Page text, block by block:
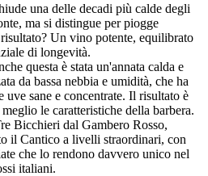
una delle decadi più calde degli
ma si distingue per piogge
Un vino potente, equilibrato
di longevità.
questa è stata un'annata calda e
da bassa nebbia e umidità, che ha
uve sane e concentrate. Il risultato è
le caratteristiche della barbera.
Bicchieri dal Gambero Rosso,
il Cantico a livelli straordinari, con
che lo rendono davvero unico nel
italiani.